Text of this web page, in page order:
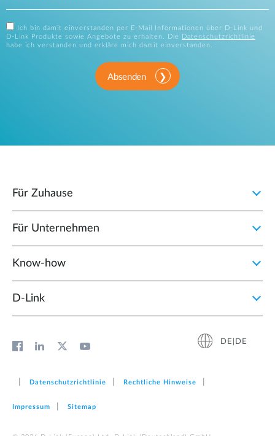
Ich bin damit einverstanden per E-Mail Informationen über D-Link und
D-Link Produkte sowie Angebote zu erhalten. Die
Datenschutzrichtlinie
habe ich verstanden und erkläre mich damit einverstanden.
Absenden
Für Zuhause
Für Unternehmen
Know-how
D‑Link
DE|DE
Datenschutzrichtlinie Rechtliche Hinweise
Impressum Sitemap